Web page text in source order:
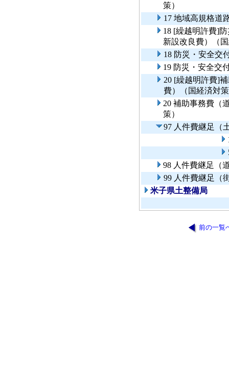
策）
17 地域高規格道
18 [繰越明許費]
新設改良費）（
18 防災・安全交
19 防災・安全交
20 [繰越明許費]
費）（国経済対
20 補助事務費（
策）
97 人件費継足（
98 人件費継足（
99 人件費継足（
米子県土整備局
前の一覧